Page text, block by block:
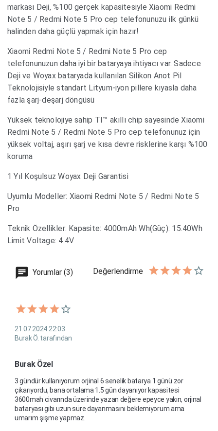
markası Deji, %100 gerçek kapasitesiyle Xiaomi Redmi
Note 5 / Redmi Note 5 Pro cep telefonunuzu ilk günkü
halinden daha güçlü yapmak için hazır!
Xiaomi Redmi Note 5 / Redmi Note 5 Pro cep
telefonunuzun daha iyi bir bataryaya ihtiyacı var. Sadece
Deji ve Woyax bataryada kullanılan Silikon Anot Pil
Teknolojisiyle standart Lityum-iyon pillere kıyasla daha
fazla şarj-deşarj döngüsü
Yüksek teknolojiye sahip TI™ akıllı chip sayesinde Xiaomi
Redmi Note 5 / Redmi Note 5 Pro cep telefonunuz için
yüksek voltaj, aşırı şarj ve kısa devre risklerine karşı %100
koruma
1 Yıl Koşulsuz Woyax Deji Garantisi
Uyumlu Modeller: Xiaomi Redmi Note 5 / Redmi Note 5
Pro
Teknik Özellikler: Kapasite: 4000mAh Wh(Güç): 15.40Wh
Limit Voltage: 4.4V
Yorumlar (3) Değerlendirme
21.07.2024 22:03
Burak Ö. tarafından
Burak Özel
3 gündür kullanıyorum orjinal 6 senelik batarya 1 günü zor
çıkarıyordu, bana ortalama 1.5 gün dayanıyor kapasitesi
3600mah civarında üzerinde yazan değere epeyce yakın, orjinal
bataryası gibi uzun süre dayanmasını beklemiyorum ama
umarım şişme yapmaz.